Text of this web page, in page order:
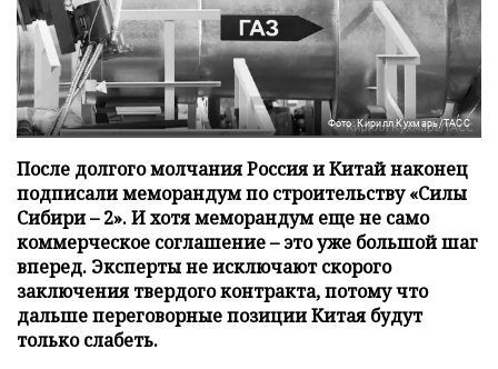
Фото: Кирилл Кухмарь/ТАСС
После долгого молчания Россия и Китай наконец
подписали меморандум по строительству «Силы
Сибири – 2». И хотя меморандум еще не само
коммерческое соглашение – это уже большой шаг
вперед. Эксперты не исключают скорого
заключения твердого контракта, потому что
дальше переговорные позиции Китая будут
только слабеть.